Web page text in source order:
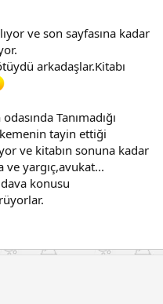
ve son sayfasına kadar
arkadaşlar.Kitabı
Tanımadığı
tayin ettiği
ve kitabın sonuna kadar
yargıç,avukat...
konusu